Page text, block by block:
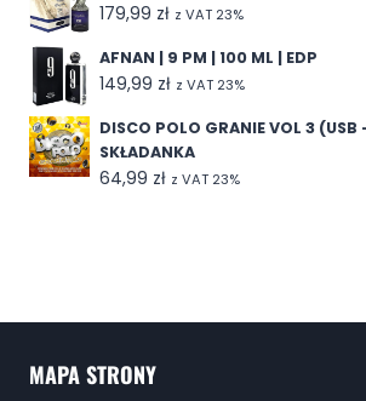
179,99 zł z VAT 23%
AFNAN | 9 PM | 100 ML | EDP
149,99 zł z VAT 23%
DISCO POLO GRANIE VOL 3 (USB
SKŁADANKA
64,99 zł z VAT 23%
MAPA STRONY